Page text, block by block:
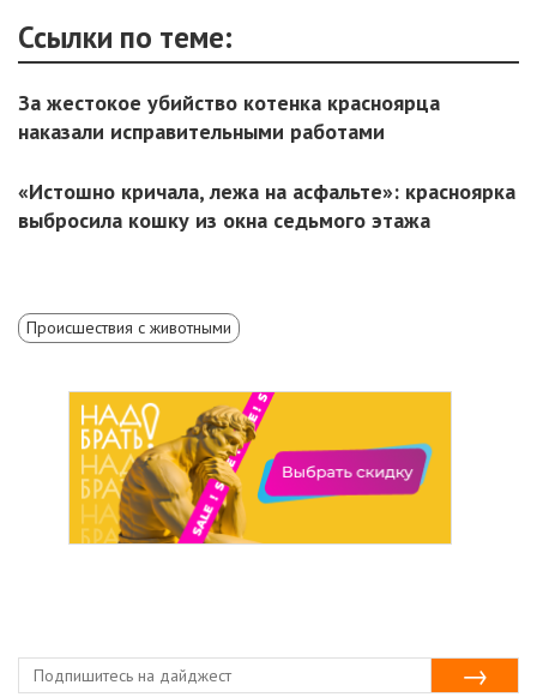
Ссылки по теме:
За жестокое убийство котенка красноярца
наказали исправительными работами
«Истошно кричала, лежа на асфальте»: красноярка
выбросила кошку из окна седьмого этажа
Происшествия с животными